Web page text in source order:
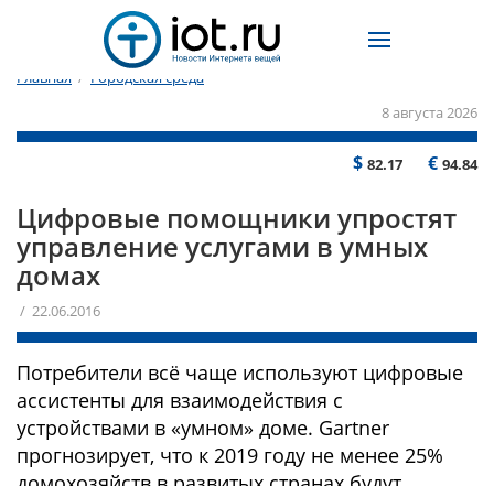
Главная / Городская среда
8 августа 2026
$ 82.17 € 94.84
Цифровые помощники упростят
управление услугами в умных
домах
/ 22.06.2016
Потребители всё чаще используют цифровые
ассистенты для взаимодействия с
устройствами в «умном» доме. Gartner
прогнозирует, что к 2019 году не менее 25%